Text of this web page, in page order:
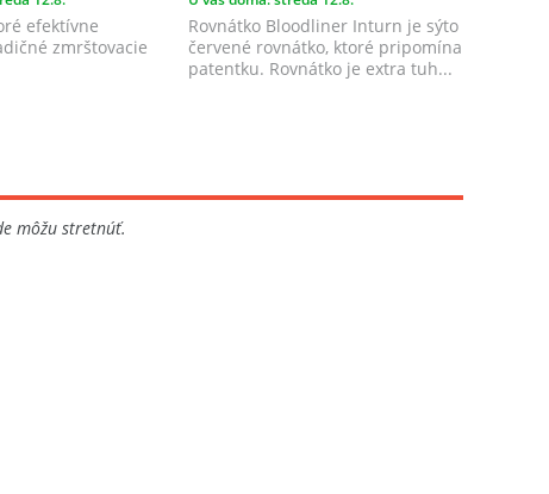
efektívne
zmrštovacie
Rovnátko Bloodliner Inturn je sýto
červené rovnátko, ktoré pripomína
patentku. Rovnátko je extra tuh...
môžu stretnúť.